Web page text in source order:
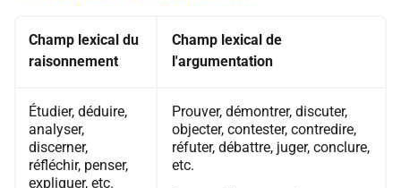
Champ lexical du
raisonnement
Champ lexical de
l'argumentation
Étudier, déduire,
analyser,
discerner,
réfléchir, penser,
expliquer, etc.
Prouver, démontrer, discuter,
objecter, contester, contredire,
réfuter, débattre, juger, conclure,
etc.